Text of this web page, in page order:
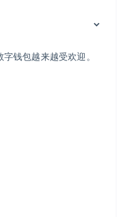
钱包越来越受欢迎。